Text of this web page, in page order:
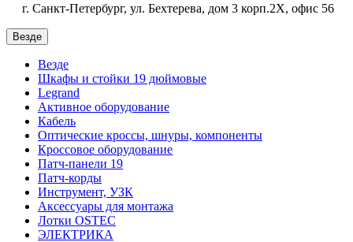
г. Санкт-Петербург, ул. Бехтерева, дом 3 корп.2X, офис 56
Везде
Везде
Шкафы и стойки 19 дюймовые
Legrand
Активное оборудование
Кабель
Оптические кроссы, шнуры, компоненты
Кроссовое оборудование
Патч-панели 19
Патч-корды
Инструмент, УЗК
Аксессуары для монтажа
Лотки OSTEC
ЭЛЕКТРИКА